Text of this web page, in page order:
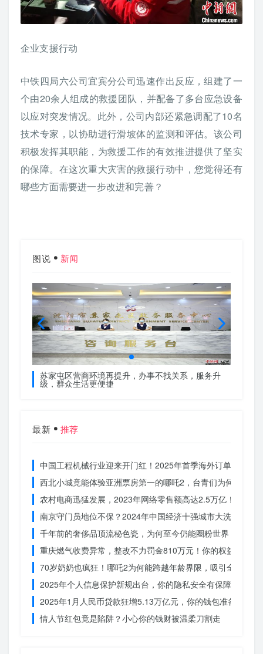
企业支援行动
中铁四局六公司宜宾分公司迅速作出反应，组建了一
个由20余人组成的救援团队，并配备了多台应急设备
以应对突发情况。此外，公司内部还紧急调配了10名
技术专家，以协助进行滑坡体的监测和评估。该公司
积极发挥其职能，为救援工作的有效推进提供了坚实
的保障。在这次重大灾害的救援行动中，您觉得还有
哪些方面需要进一步改进和完善？
图说 新闻
苏家屯区营商环境再提升，办事不找关系，服务升
级，群众生活更便捷
最新 推荐
中国工程机械行业迎来开门红！2025年首季海外订单激增，
西北小城竟能体验亚洲票房第一的哪吒2，台青们为何如此惊
农村电商迅猛发展，2023年网络零售额高达2.5万亿！你还在
南京守门员地位不保？2024年中国经济十强城市大洗牌
千年前的奢侈品顶流秘色瓷，为何至今仍能圈粉世界？揭秘
重庆燃气收费异常，整改不力罚金810万元！你的权益被侵犯
70岁奶奶也疯狂！哪吒2为何能跨越年龄界限，吸引全民观影
2025年个人信息保护新规出台，你的隐私安全有保障了吗？
2025年1月人民币贷款狂增5.13万亿元，你的钱包准备好了吗
情人节红包竟是陷阱？小心你的钱财被温柔刀割走